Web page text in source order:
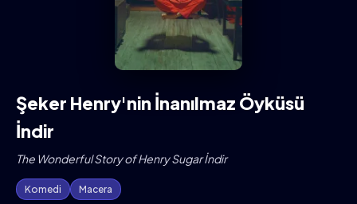
Şeker Henry'nin İnanılmaz Öyküsü
İndir
The Wonderful Story of Henry Sugar İndir
Komedi Macera